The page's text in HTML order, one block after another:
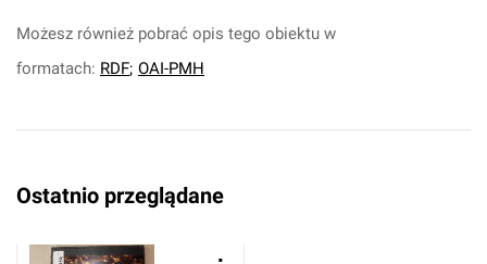
Możesz również pobrać opis tego obiektu w
formatach: RDF; OAI-PMH
Ostatnio przeglądane